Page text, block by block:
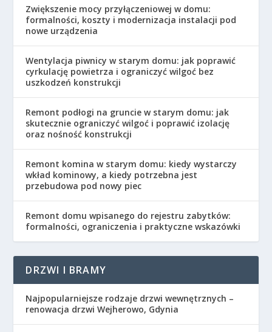
Zwiększenie mocy przyłączeniowej w domu:
formalności, koszty i modernizacja instalacji pod
nowe urządzenia
Wentylacja piwnicy w starym domu: jak poprawić
cyrkulację powietrza i ograniczyć wilgoć bez
uszkodzeń konstrukcji
Remont podłogi na gruncie w starym domu: jak
skutecznie ograniczyć wilgoć i poprawić izolację
oraz nośność konstrukcji
Remont komina w starym domu: kiedy wystarczy
wkład kominowy, a kiedy potrzebna jest
przebudowa pod nowy piec
Remont domu wpisanego do rejestru zabytków:
formalności, ograniczenia i praktyczne wskazówki
DRZWI I BRAMY
Najpopularniejsze rodzaje drzwi wewnętrznych –
renowacja drzwi Wejherowo, Gdynia